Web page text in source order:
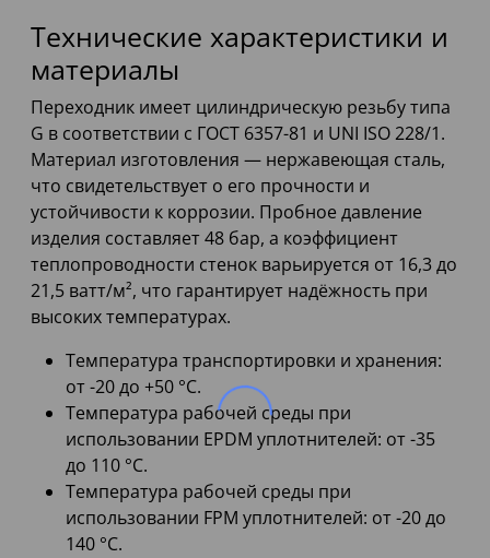
Технические характеристики и
материалы
Переходник имеет цилиндрическую резьбу типа
G в соответствии с ГОСТ 6357-81 и UNI ISO 228/1.
Материал изготовления — нержавеющая сталь,
что свидетельствует о его прочности и
устойчивости к коррозии. Пробное давление
изделия составляет 48 бар, а коэффициент
теплопроводности стенок варьируется от 16,3 до
21,5 ватт/м², что гарантирует надёжность при
высоких температурах.
Температура транспортировки и хранения:
от -20 до +50 °С.
Температура рабочей среды при
использовании EPDM уплотнителей: от -35
до 110 °С.
Температура рабочей среды при
использовании FPM уплотнителей: от -20 до
140 °С.